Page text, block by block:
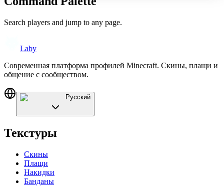
Search players and jump to any page.
Laby
Современная платформа профилей Minecraft. Скины, плащи и
общение с сообществом.
Русский
Текстуры
Скины
Плащи
Накидки
Банданы